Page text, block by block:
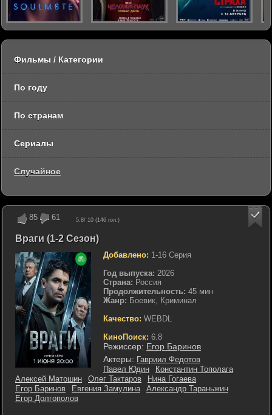
85 61 5.8/ 10 (146 гол.)
Враги (1-2 Сезон)
Добавлено: 1-16 Серия
Год выпуска: 2026
Страна: Россия
Продолжительность: 45 мин
Жанр: Боевик, Криминал
Качество: WEBDL
КиноПоиск: 6.8
Режиссер: Егор Баринов
Актеры: Гавриил Федотов
Павел Юдин
Константин Тополага
Алексей Матошин
Олег Тактаров
Нина Гогаева
Егор Баринов
Евгения Замулина
Александр Тараньжин
Егор Долгополов
Фильмы / Категории
По году
По странам
Сериалы
Случайное